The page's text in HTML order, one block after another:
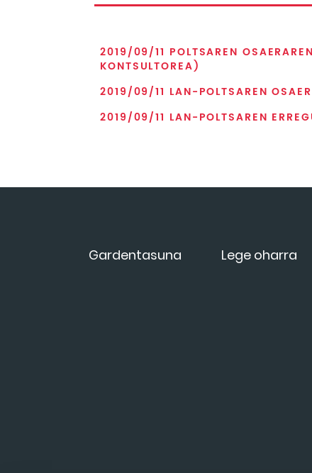
2019/09/11 POLTSAREN
KONTSULTOREA)
2019/09/11 LAN-POLTSAREN
2019/09/11 LAN-POLTSAREN
Gardentasuna Lege oharra